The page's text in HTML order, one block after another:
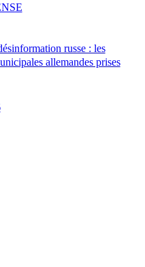
russe : les
allemandes prises